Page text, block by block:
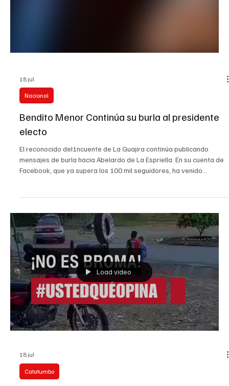
18 jul
Nacional
Bendito Menor Continúa su burla al presidente
electo
El reconocido del1ncuente de La Guajira continúa publicando
Facebook, que ya supera los 100 mil seguidores, ha venido
contienen mensajes como: Abelardo de la Espriella el tigre de
Temu” “Estamos bien equipados” “Aquí hay solo comandos”
“¿Quién sería mejor presidente, Abelardo o yo?” En las
publicaciones, el líder de la agrupación delictiva conocida c
Load video
18 jul